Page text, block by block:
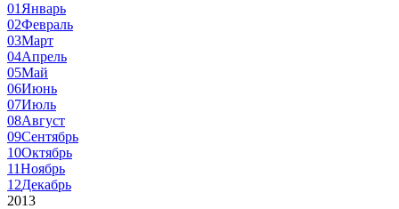
01 Январь
02Февраль
03Март
04Апрель
05Май
06Июнь
07Июль
08Август
09Сентябрь
10Октябрь
11Ноябрь
12Декабрь
2013